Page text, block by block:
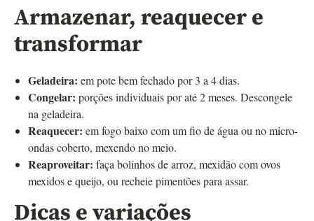
Armazenar, reaquecer e
transformar
Geladeira: em pote bem fechado por 3 a 4 dias.
Congelar: porções individuais por até 2 meses. Descongele
na geladeira.
Reaquecer: em fogo baixo com um fio de água ou no micro-
ondas coberto, mexendo no meio.
Reaproveitar: faça bolinhos de arroz, mexidão com ovos
mexidos e queijo, ou recheie pimentões para assar.
Dicas e variações